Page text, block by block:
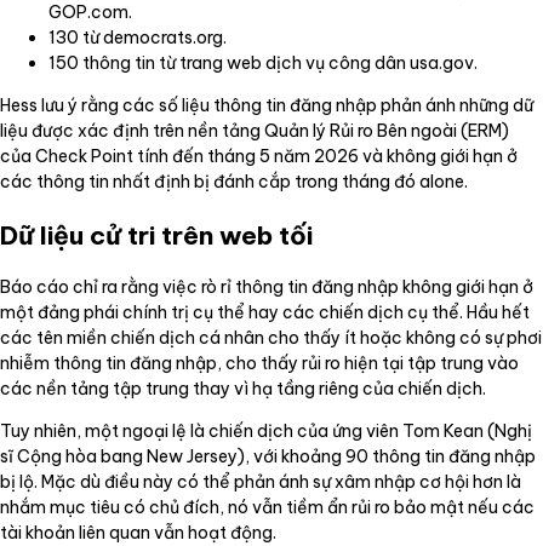
GOP.com.
130 từ democrats.org.
150 thông tin từ trang web dịch vụ công dân usa.gov.
Hess lưu ý rằng các số liệu thông tin đăng nhập phản ánh những dữ
liệu được xác định trên nền tảng Quản lý Rủi ro Bên ngoài (ERM)
của Check Point tính đến tháng 5 năm 2026 và không giới hạn ở
các thông tin nhất định bị đánh cắp trong tháng đó alone.
Dữ liệu cử tri trên web tối
Báo cáo chỉ ra rằng việc rò rỉ thông tin đăng nhập không giới hạn ở
một đảng phái chính trị cụ thể hay các chiến dịch cụ thể. Hầu hết
các tên miền chiến dịch cá nhân cho thấy ít hoặc không có sự phơi
nhiễm thông tin đăng nhập, cho thấy rủi ro hiện tại tập trung vào
các nền tảng tập trung thay vì hạ tầng riêng của chiến dịch.
Tuy nhiên, một ngoại lệ là chiến dịch của ứng viên Tom Kean (Nghị
sĩ Cộng hòa bang New Jersey), với khoảng 90 thông tin đăng nhập
bị lộ. Mặc dù điều này có thể phản ánh sự xâm nhập cơ hội hơn là
nhắm mục tiêu có chủ đích, nó vẫn tiềm ẩn rủi ro bảo mật nếu các
tài khoản liên quan vẫn hoạt động.